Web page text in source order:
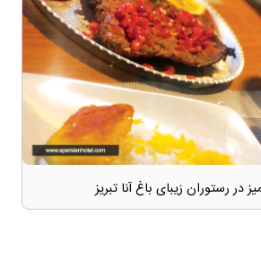
در رستوران زیبای باغ آنا تبریز